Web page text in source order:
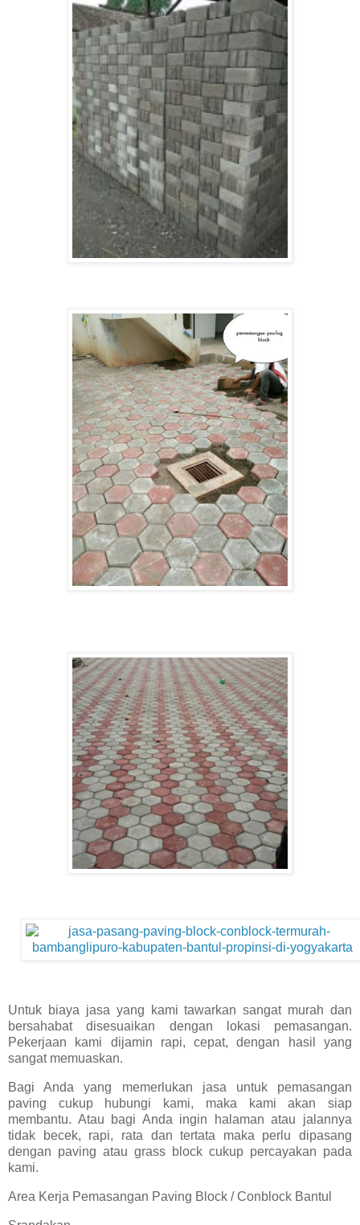
Untuk biaya jasa yang kami tawarkan sangat murah dan
bersahabat disesuaikan dengan lokasi pemasangan.
Pekerjaan kami dijamin rapi, cepat, dengan hasil yang
sangat memuaskan.
Bagi Anda yang memerlukan jasa untuk pemasangan
paving cukup hubungi kami, maka kami akan siap
membantu. Atau bagi Anda ingin halaman atau jalannya
tidak becek, rapi, rata dan tertata maka perlu dipasang
dengan paving atau grass block cukup percayakan pada
kami.
Area Kerja Pemasangan Paving Block / Conblock Bantul